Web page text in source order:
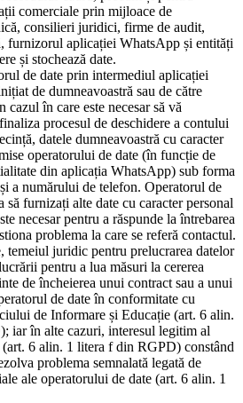
comerciale prin mijloace de
consilieri juridici, firme de audit,
furnizorul aplicației WhatsApp și entități
și stochează date.
de date prin intermediul aplicației
de dumneavoastră sau de către
cazul în care este necesar să vă
procesul de deschidere a contului
datele dumneavoastră cu caracter
operatorului de date (în funcție de
din aplicația WhatsApp) sub forma
a numărului de telefon. Operatorul de
să furnizați alte date cu caracter personal
necesar pentru a răspunde la întrebarea
problema la care se referă contactul.
temeiul juridic pentru prelucrarea datelor
pentru a lua măsuri la cererea
de încheierea unui contract sau a unui
de date în conformitate cu
de Informare și Educație (art. 6 alin.
iar în alte cazuri, interesul legitim al
6 alin. 1 litera f din RGPD) constând
problema semnalată legată de
ale operatorului de date (art. 6 alin. 1